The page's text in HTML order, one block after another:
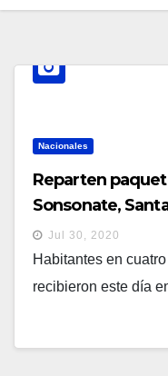
Nacionales
Reparten
Sonsonate,
Salvador
Jul 30, 2020
Habitantes en
recibieron este día